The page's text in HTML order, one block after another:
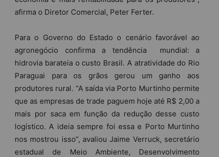
afirma o Diretor Comercial, Peter Ferter.
Para o Governo do Estado o cenário favorável ao
agronegócio confirma a tendência mundial: a
hidrovia barateia o custo Brasil. A atratividade do Rio
Paraguai para os grãos gerou um ganho aos
produtores rural. “A saída via Porto Murtinho permite
que as empresas de trade paguem hoje até R$ 2,00 a
mais por saca em função da redução desse custo
logístico. A ideia sempre foi essa e Porto Murtinho
nos mostrou isso”, avaliou Jaime Verruck, secretário
estadual de Meio Ambiente, Desenvolvimento